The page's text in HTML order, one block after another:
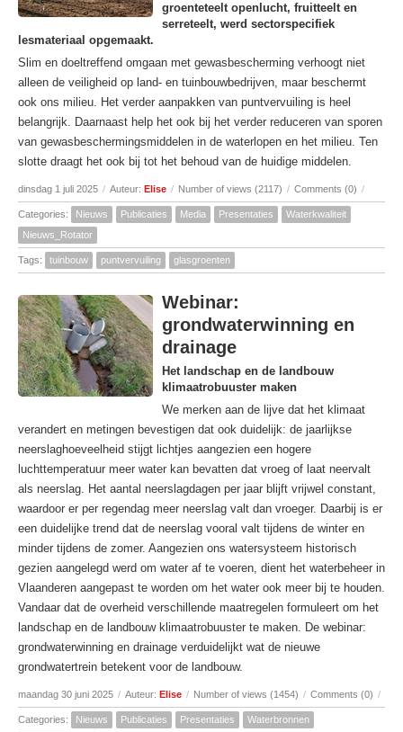
groenteteelt openlucht, fruitteelt en
serreteelt, werd sectorspecifiek
lesmateriaal opgemaakt.
Slim en doeltreffend omgaan met gewasbescherming verhoogt niet
alleen de veiligheid op land- en tuinbouwbedrijven, maar beschermt
ook ons milieu. Het verder aanpakken van puntvervuiling is heel
belangrijk. Daarnaast help het ook bij het verder reduceren van sporen
van gewasbeschermingsmiddelen in de waterlopen en het milieu. Ten
slotte draagt het ook bij tot het behoud van de huidige middelen.
dinsdag 1 juli 2025 / Auteur: Elise / Number of views (2117) / Comments (0) /
Categories: Nieuws Publicaties Media Presentaties
Waterkwaliteit
Nieuws_Rotator
Tags: tuinbouw puntvervuiling glasgroenten
Webinar:
grondwaterwinning en
drainage
Het landschap en de landbouw
klimaatrobuuster maken
We merken aan de lijve dat het klimaat
verandert en metingen bevestigen dat ook duidelijk: de jaarlijkse
neerslaghoeveelheid stijgt lichtjes aangezien een hogere
luchttemperatuur meer water kan bevatten dat vroeg of laat neervalt
als neerslag. Het aantal neerslagdagen per jaar blijft vrijwel constant,
waardoor er per regendag meer neerslag valt dan vroeger. Daarbij is er
een duidelijke trend dat de neerslag vooral valt tijdens de winter en
minder tijdens de zomer. Aangezien ons watersysteem historisch
gezien aangelegd werd om water af te voeren, dient het waterbeheer in
Vlaanderen aangepast te worden om het water ook meer bij te houden.
Vandaar dat de overheid verschillende maatregelen formuleert om het
landschap en de landbouw klimaatrobuuster te maken. De webinar:
grondwaterwinning en drainage verduidelijkt wat de nieuwe
grondwatertrein betekent voor de landbouw.
maandag 30 juni 2025 / Auteur: Elise / Number of views (1454) / Comments (0) /
Categories: Nieuws Publicaties Presentaties
Waterbronnen